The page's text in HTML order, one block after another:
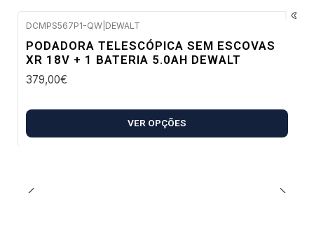
DCMPS567P1-QW DEWALT
PODADORA TELESCÓPICA SEM ESCOVAS
XR 18V + 1 BATERIA 5.0AH DEWALT
379,00€
VER OPÇÕES